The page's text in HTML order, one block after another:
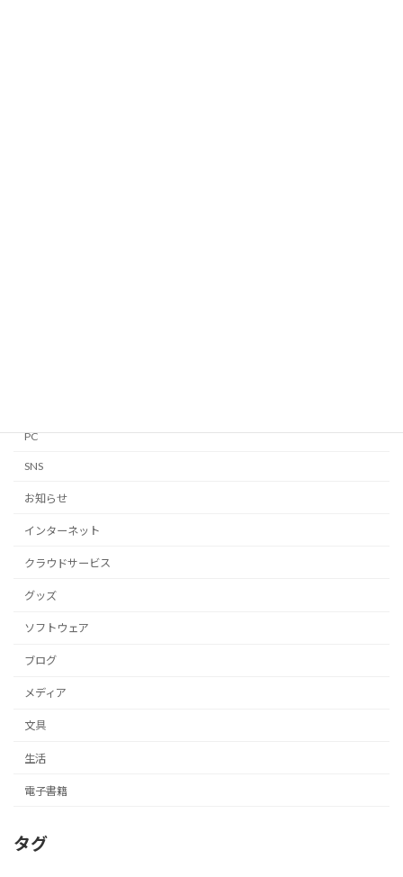
PC
SNS
お知らせ
インターネット
クラウドサービス
グッズ
ソフトウェア
ブログ
メディア
文具
生活
電子書籍
タグ